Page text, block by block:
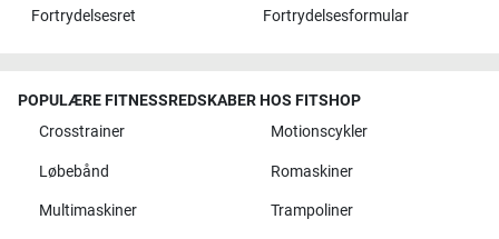
Fortrydelsesret Fortrydelsesformular
POPULÆRE FITNESSREDSKABER HOS FITSHOP
Crosstrainer
Motionscykler
Løbebånd Romaskiner
Multimaskiner Trampoliner